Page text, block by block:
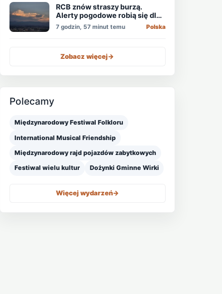
RCB znów straszy burzą.
Alerty pogodowe robią się dla
niektórych nudne
7 godzin, 57 minut temu Polska
Zobacz więcej->
Polecamy
Międzynarodowy Festiwal Folkloru
International Musical Friendship
Międzynarodowy rajd pojazdów zabytkowych
Festiwal wielu kultur Dożynki Gminne Wirki
Więcej wydarzeń->